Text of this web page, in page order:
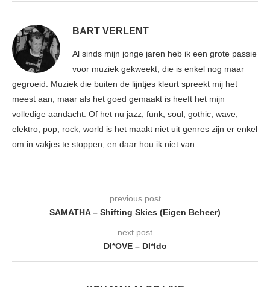
BART VERLENT
Al sinds mijn jonge jaren heb ik een grote passie
voor muziek gekweekt, die is enkel nog maar
gegroeid. Muziek die buiten de lijntjes kleurt spreekt mij het
meest aan, maar als het goed gemaakt is heeft het mijn
volledige aandacht. Of het nu jazz, funk, soul, gothic, wave,
elektro, pop, rock, world is het maakt niet uit genres zijn er enkel
om in vakjes te stoppen, en daar hou ik niet van.
previous post
SAMATHA – Shifting Skies (Eigen Beheer)
next post
DI*OVE – DI*Ido